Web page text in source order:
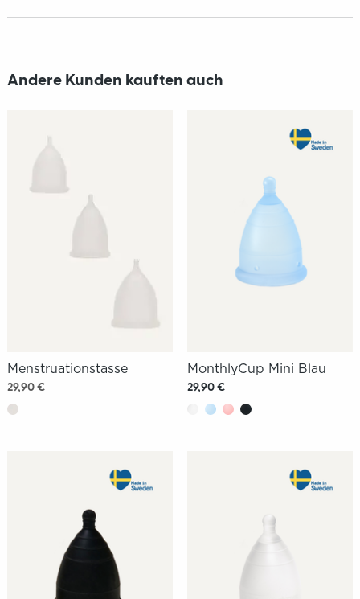
Andere Kunden kauften auch
Menstruationstasse
29,90 €
MonthlyCup Mini Blau
29,90 €